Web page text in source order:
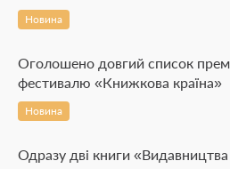
Новина
Оголошено довгий список
фестивалю «Книжкова країна»
Новина
Одразу дві книги